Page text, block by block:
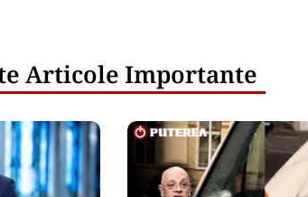
Articole Importante